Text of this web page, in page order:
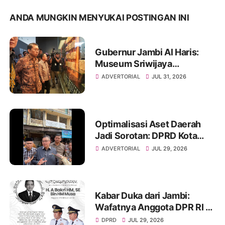
ANDA MUNGKIN MENYUKAI POSTINGAN INI
Gubernur Jambi Al Haris:
Museum Sriwijaya
Dharmakirti Rekam Jejak
ADVERTORIAL JUL 31, 2026
Optimalisasi Aset Daerah
Jadi Sorotan: DPRD Kota
Jambi Temukan Banyak
ADVERTORIAL JUL 29, 2026
Kabar Duka dari Jambi:
Wafatnya Anggota DPR RI H.
A. Bakri HM, Jejak
DPRD JUL 29, 2026